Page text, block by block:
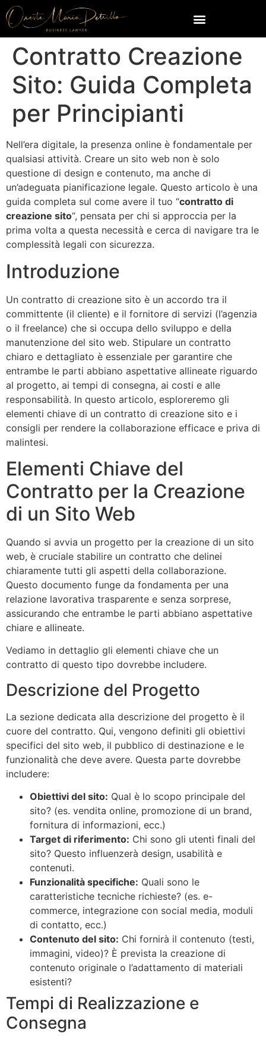
Contratto Creazione
Sito: Guida Completa
per Principianti
Nell’era digitale, la presenza online è fondamentale per
qualsiasi attività. Creare un sito web non è solo
questione di design e contenuto, ma anche di
un’adeguata pianificazione legale. Questo articolo è una
guida completa sul come avere il tuo “contratto di
creazione sito“, pensata per chi si approccia per la
prima volta a questa necessità e cerca di navigare tra le
complessità legali con sicurezza.
Introduzione
Un contratto di creazione sito è un accordo tra il
committente (il cliente) e il fornitore di servizi (l’agenzia
o il freelance) che si occupa dello sviluppo e della
manutenzione del sito web. Stipulare un contratto
chiaro e dettagliato è essenziale per garantire che
entrambe le parti abbiano aspettative allineate riguardo
al progetto, ai tempi di consegna, ai costi e alle
responsabilità. In questo articolo, esploreremo gli
elementi chiave di un contratto di creazione sito e i
consigli per rendere la collaborazione efficace e priva di
malintesi.
Elementi Chiave del
Contratto per la Creazione
di un Sito Web
Quando si avvia un progetto per la creazione di un sito
web, è cruciale stabilire un contratto che delinei
chiaramente tutti gli aspetti della collaborazione.
Questo documento funge da fondamenta per una
relazione lavorativa trasparente e senza sorprese,
assicurando che entrambe le parti abbiano aspettative
chiare e allineate.
Vediamo in dettaglio gli elementi chiave che un
contratto di questo tipo dovrebbe includere.
Descrizione del Progetto
La sezione dedicata alla descrizione del progetto è il
cuore del contratto. Qui, vengono definiti gli obiettivi
specifici del sito web, il pubblico di destinazione e le
funzionalità che deve avere. Questa parte dovrebbe
includere:
Obiettivi del sito: Qual è lo scopo principale del
sito? (es. vendita online, promozione di un brand,
fornitura di informazioni, ecc.)
Target di riferimento: Chi sono gli utenti finali del
sito? Questo influenzerà design, usabilità e
contenuti.
Funzionalità specifiche: Quali sono le
caratteristiche tecniche richieste? (es. e-
commerce, integrazione con social media, moduli
di contatto, ecc.)
Contenuto del sito: Chi fornirà il contenuto (testi,
immagini, video)? È prevista la creazione di
contenuto originale o l’adattamento di materiali
esistenti?
Tempi di Realizzazione e
Consegna